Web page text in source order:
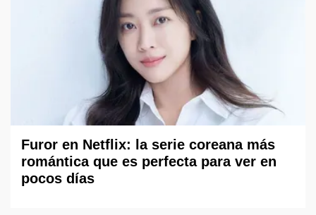
Furor en Netflix: la serie coreana más
romántica que es perfecta para ver en
pocos días